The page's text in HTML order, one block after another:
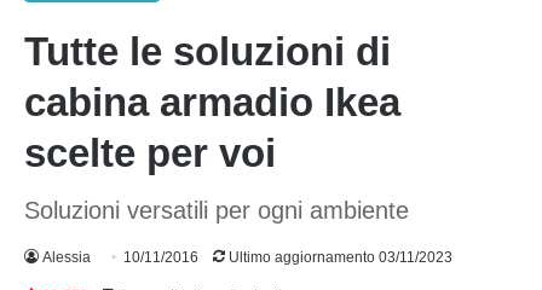
Tutte le soluzioni di
cabina armadio Ikea
scelte per voi
Soluzioni versatili per ogni ambiente
Alessia 10/11/2016 Ultimo aggiornamento 03/11/2023